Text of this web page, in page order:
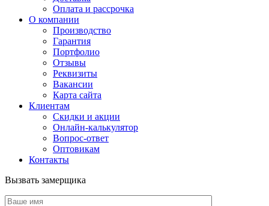
Оплата и рассрочка
О компании
Производство
Гарантия
Портфолио
Отзывы
Реквизиты
Вакансии
Карта сайта
Клиентам
Скидки и акции
Онлайн-калькулятор
Вопрос-ответ
Оптовикам
Контакты
Вызвать замерщика